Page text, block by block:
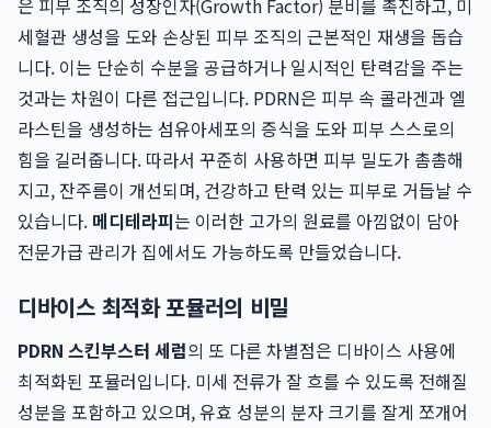
은 피부 조직의 성장인자(Growth Factor) 분비를 촉진하고, 미
세혈관 생성을 도와 손상된 피부 조직의 근본적인 재생을 돕습
니다. 이는 단순히 수분을 공급하거나 일시적인 탄력감을 주는
것과는 차원이 다른 접근입니다. PDRN은 피부 속 콜라겐과 엘
라스틴을 생성하는 섬유아세포의 증식을 도와 피부 스스로의
힘을 길러줍니다. 따라서 꾸준히 사용하면 피부 밀도가 촘촘해
지고, 잔주름이 개선되며, 건강하고 탄력 있는 피부로 거듭날 수
있습니다. 메디테라피는 이러한 고가의 원료를 아낌없이 담아
전문가급 관리가 집에서도 가능하도록 만들었습니다.
디바이스 최적화 포뮬러의 비밀
PDRN 스킨부스터 세럼의 또 다른 차별점은 디바이스 사용에
최적화된 포뮬러입니다. 미세 전류가 잘 흐를 수 있도록 전해질
성분을 포함하고 있으며, 유효 성분의 분자 크기를 잘게 쪼개어